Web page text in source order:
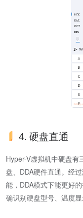
4. 硬盘直通
Hyper-V虚拟机中硬盘有
盘、DDA硬件直通。经
能，DDA模式下能更好
确识别硬盘型号、温度显